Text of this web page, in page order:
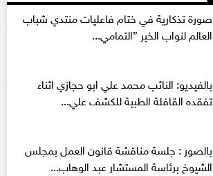
صورة تذكارية في ختام فاعليات منتدي شباب
العالم لنواب الخير ”التمامي...
بالفيديو: النائب محمد علي ابو حجازي اثناء
تفقده القافلة الطبية للكشف علي...
بالصور : جلسة مناقشة قانون العمل بمجلس
الشيوخ برئاسة المستشار عبد الوهاب...